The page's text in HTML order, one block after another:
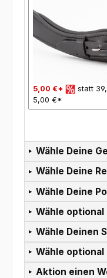
5,00 €*
statt
5,00 €*
Wähle Deine
Wähle Deine
Wähle Deine
Wähle
Wähle Deinen
Wähle optional
Aktion einen